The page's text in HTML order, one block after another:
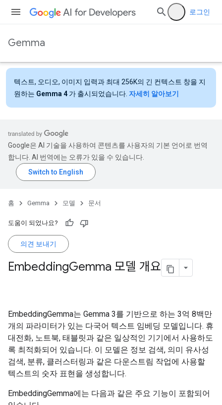
로그인
Gemma
텍스트, 오디오, 이미지 입력과 최대 256K의 긴 컨텍스트 창을 지
원하는 Gemma 4 가 출시되었습니다. 자세히 알아보기
Google은 AI 기술을 사용하여 콘텐츠를 사용자의 기본 언어로 번역
합니다. AI 번역에는 오류가 있을 수 있습니다.
홈 Gemma 모델 문서
도움이 되었나요?
의견 보내기
EmbeddingGemma 모델 개요
EmbeddingGemma는 Gemma 3를 기반으로 하는 3억 8백만
개의 파라미터가 있는 다국어 텍스트 임베딩 모델입니다. 휴
대전화, 노트북, 태블릿과 같은 일상적인 기기에서 사용하도
록 최적화되어 있습니다. 이 모델은 정보 검색, 의미 유사성
검색, 분류, 클러스터링과 같은 다운스트림 작업에 사용할
텍스트의 숫자 표현을 생성합니다.
EmbeddingGemma에는 다음과 같은 주요 기능이 포함되어